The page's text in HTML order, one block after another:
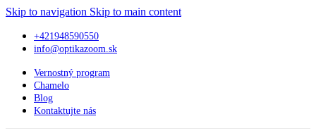
Skip to navigation Skip to main content
+421948590550
info@optikazoom.sk
Vernostný program
Chamelo
Blog
Kontaktujte nás